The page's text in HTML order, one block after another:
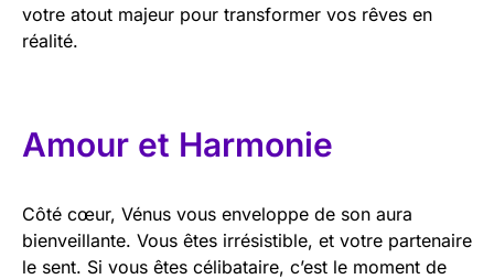
votre atout majeur pour transformer vos rêves en
réalité.
Amour et Harmonie
Côté cœur, Vénus vous enveloppe de son aura
bienveillante. Vous êtes irrésistible, et votre partenaire
le sent. Si vous êtes célibataire, c’est le moment de